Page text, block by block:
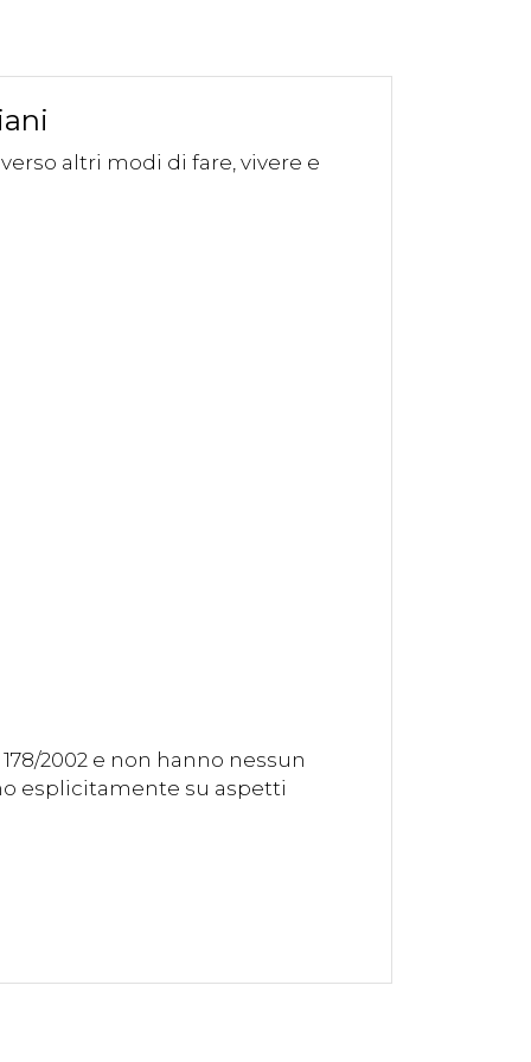
altri modi di fare, vivere e
2002 e non hanno nessun
esplicitamente su aspetti